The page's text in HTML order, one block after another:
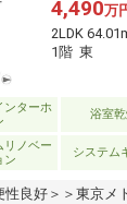
4,490万
2LDK
1階 東
ンターホ
浴室
リノベー
ン
システム
性良好＞＞東京メ